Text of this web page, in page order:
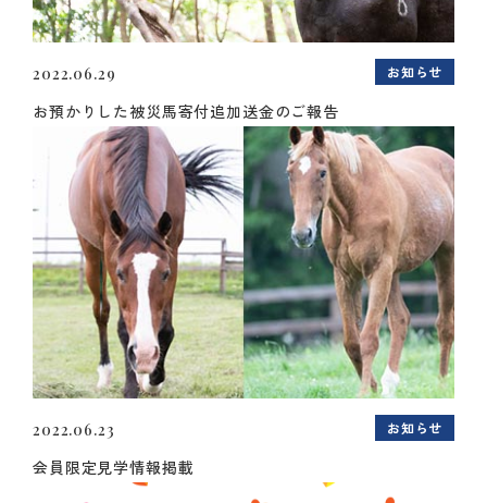
2022.06.29 お知らせ
お預かりした被災馬寄付追加送金のご報告
2022.06.23 お知らせ
会員限定見学情報掲載